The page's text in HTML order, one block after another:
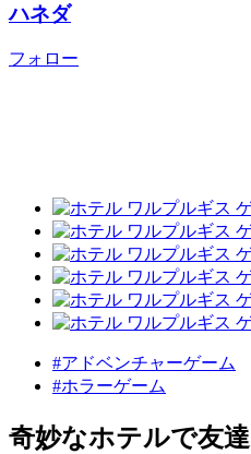
ハネダ
フォロー
#アドベンチャーゲーム
#ホラーゲーム
奇妙なホテルで友